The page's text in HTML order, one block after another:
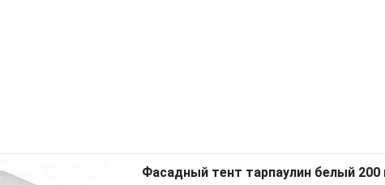
Фасадный тент тарпаулин белый 200